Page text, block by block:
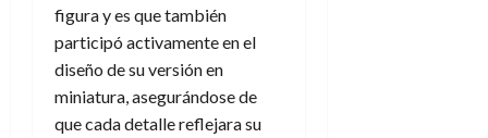
figura y es que también
participó activamente en el
diseño de su versión en
miniatura, asegurándose de
que cada detalle reflejara su